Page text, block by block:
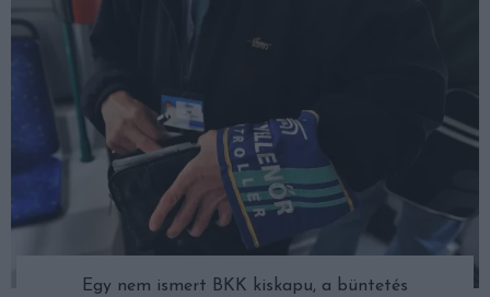
Egy nem ismert BKK kiskapu, a büntetés